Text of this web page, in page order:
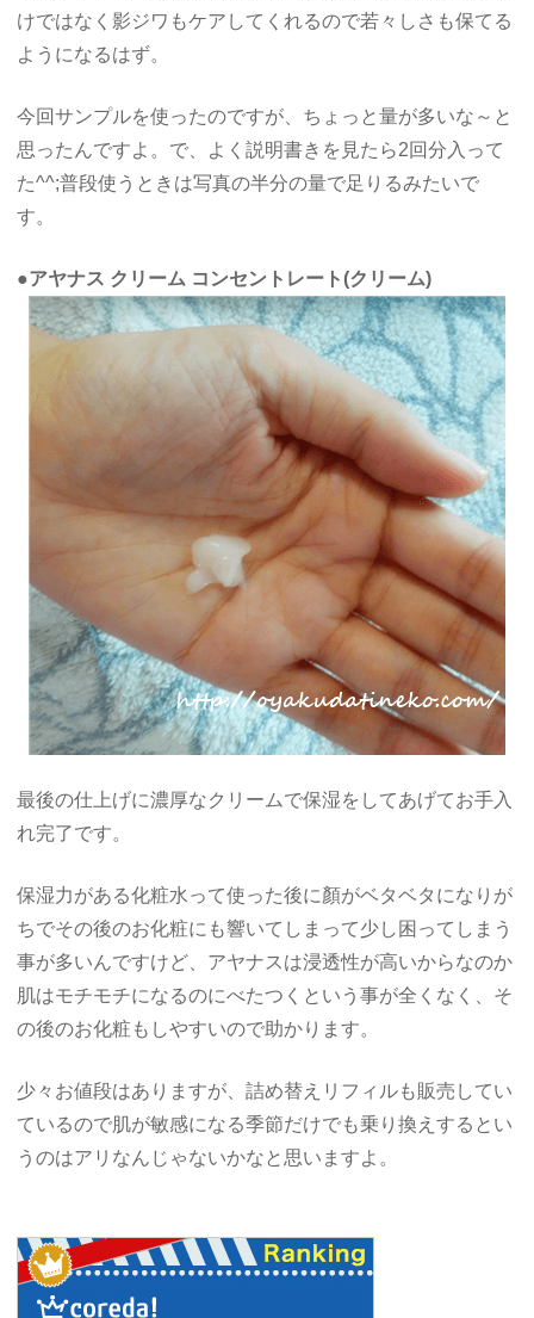
けではなく影ジワもケアしてくれるので若々しさも保てる
ようになるはず。
今回サンプルを使ったのですが、ちょっと量が多いな～と
思ったんですよ。で、よく説明書きを見たら2回分入って
た^^;普段使うときは写真の半分の量で足りるみたいで
す。
●アヤナス クリーム コンセントレート(クリーム)
最後の仕上げに濃厚なクリームで保湿をしてあげてお手入
れ完了です。
保湿力がある化粧水って使った後に顏がベタベタになりが
ちでその後のお化粧にも響いてしまって少し困ってしまう
事が多いんですけど、アヤナスは浸透性が高いからなのか
肌はモチモチになるのにべたつくという事が全くなく、そ
の後のお化粧もしやすいので助かります。
少々お値段はありますが、詰め替えリフィルも販売してい
ているので肌が敏感になる季節だけでも乗り換えするとい
うのはアリなんじゃないかなと思いますよ。